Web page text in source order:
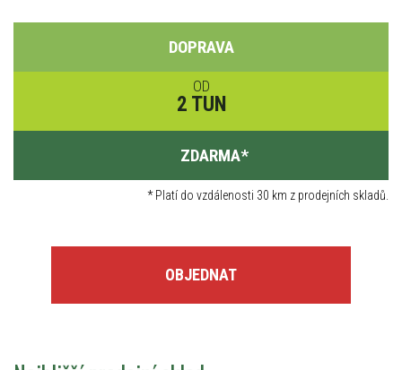
DOPRAVA
OD
2 TUN
ZDARMA*
*Platí do vzdálenosti 30 km z prodejních skladů.
OBJEDNAT